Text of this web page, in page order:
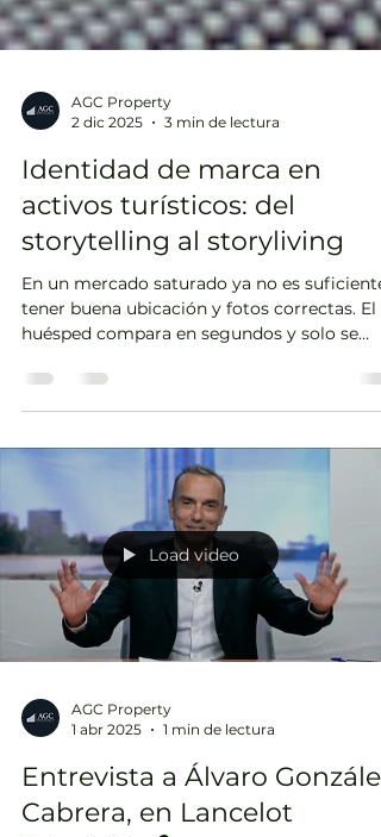
AGC Property
2 dic 2025
3 min de lectura
Identidad de marca en
activos turísticos: del
storytelling al storyliving
En un mercado saturado ya no es suficiente
detiene donde percibe una propuesta clara,
coherente y fiable . La clave está en cómo se
siente la experiencia , desde el primer
impacto online hasta que termina el
es, en esencia, la identidad de marca de un
activo turístico : no solo un logo o un
nombre, sino el conjunto de sensaciones,
mensajes y detalles que hacen que un
se percib
Load video
AGC Property
1 abr 2025
1 min de lectura